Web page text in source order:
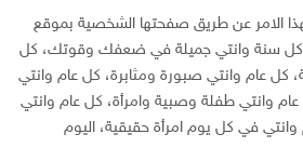
بهذا الامر عن طريق صفحتها الشخصية بموقع
سنة وانتي جميلة في ضعفك وقوتك، كل
كل عام وانتي صبورة ومثابرة، كل عام وانتي
وانتي طفلة وصبية وامرأة، كل عام وانتي
في كل يوم امرأة حقيقية، اليوم